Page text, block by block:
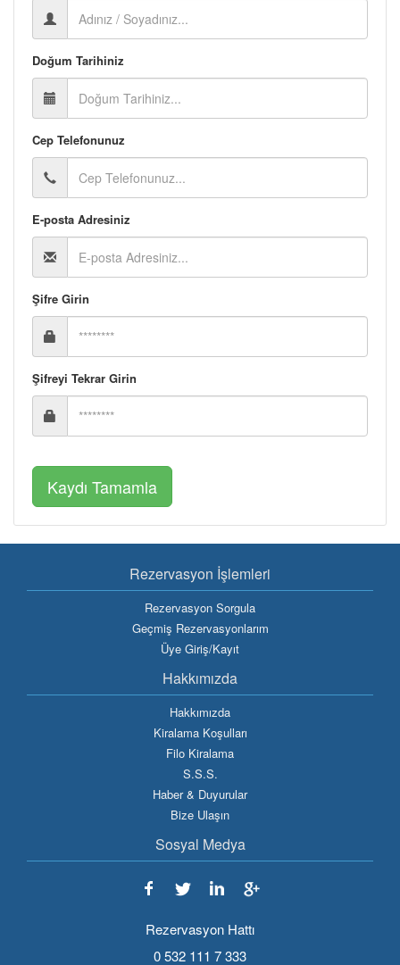
Doğum Tarihiniz
Cep Telefonunuz
E-posta Adresiniz
Şifre Girin
Şifreyi Tekrar Girin
Rezervasyon İşlemleri
Rezervasyon Sorgula
Geçmiş Rezervasyonlarım
Üye Giriş/Kayıt
Hakkımızda
Hakkımızda
Kiralama Koşulları
Filo Kiralama
S.S.S.
Haber & Duyurular
Bize Ulaşın
Sosyal Medya
Rezervasyon Hattı
0 532 111 7 333